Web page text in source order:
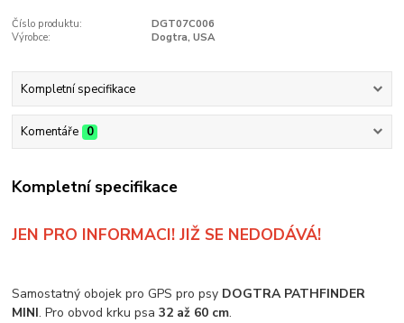
Číslo produktu:
DGT07C006
Výrobce:
Dogtra, USA
Kompletní specifikace
Komentáře 0
Kompletní specifikace
JEN PRO INFORMACI! JIŽ SE NEDODÁVÁ!
Samostatný obojek pro GPS pro psy DOGTRA PATHFINDER
MINI. Pro obvod krku psa32 až 60 cm.